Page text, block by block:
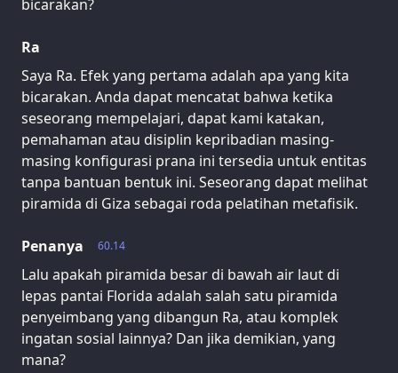
bicarakan?
Ra
Saya Ra. Efek yang pertama adalah apa yang kita
bicarakan. Anda dapat mencatat bahwa ketika
seseorang mempelajari, dapat kami katakan,
pemahaman atau disiplin kepribadian masing-
masing konfigurasi prana ini tersedia untuk entitas
tanpa bantuan bentuk ini. Seseorang dapat melihat
piramida di Giza sebagai roda pelatihan metafisik.
60.14
Penanya
Lalu apakah piramida besar di bawah air laut di
lepas pantai Florida adalah salah satu piramida
penyeimbang yang dibangun Ra, atau komplek
ingatan sosial lainnya? Dan jika demikian, yang
mana?